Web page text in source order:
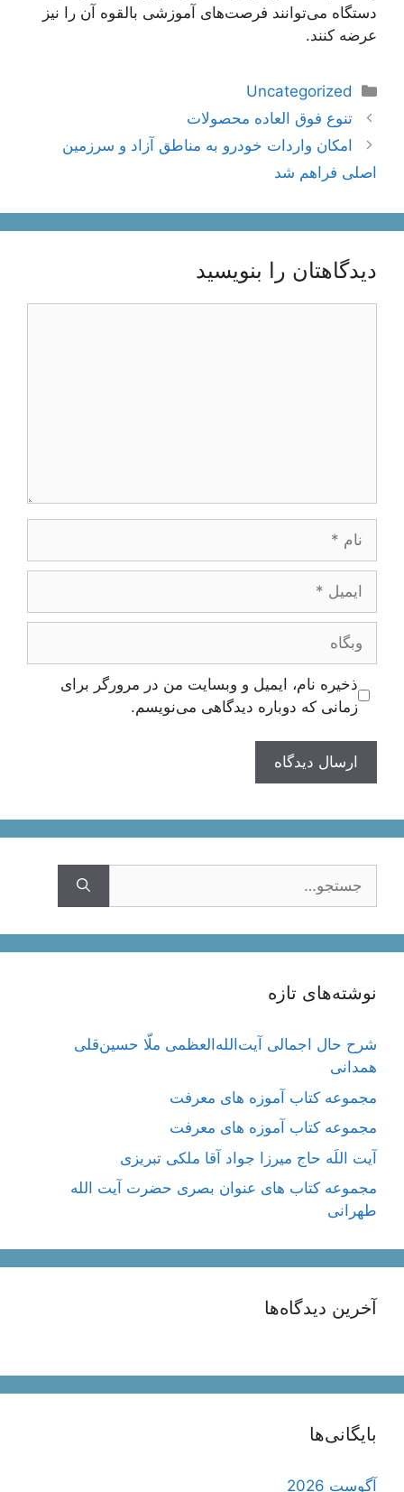
دستگاه می‌توانند فرصت‌های آموزشی بالقوه آن را نیز
عرضه کنند.
دسته‌ها
Uncategorized
ناوبری
نوشته‌ها
تنوع فوق العاده محصولات
امکان واردات خودرو به مناطق آزاد و سرزمین
اصلی فراهم شد
دیدگاهتان را بنویسید
وبگاه
ذخیره نام، ایمیل و وبسایت من در مرورگر برای
زمانی که دوباره دیدگاهی می‌نویسم.
نوشته‌های تازه
شرح حال اجمالی آیت‌الله‌العظمی ملّا حسین‌قلی
همدانی
مجموعه کتاب آموزه های معرفت
مجموعه کتاب آموزه های معرفت
آیت اللَه حاج میرزا جواد آقا ملکی تبریزی
مجموعه کتاب های عنوان بصری حضرت آیت الله
طهرانی
آخرین دیدگاه‌ها
بایگانی‌ها
آگوست 2026